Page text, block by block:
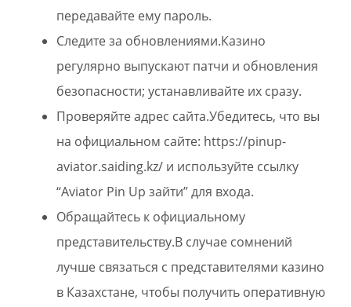
передавайте ему пароль.
Следите за обновлениями.Казино
регулярно выпускают патчи и обновления
безопасности; устанавливайте их сразу.
Проверяйте адрес сайта.Убедитесь, что вы
на официальном сайте: https://pinup-
aviator.saiding.kz/ и используйте ссылку
“Aviator Pin Up зайти” для входа.
Обращайтесь к официальному
представительству.В случае сомнений
лучше связаться с представителями казино
в Казахстане, чтобы получить оперативную